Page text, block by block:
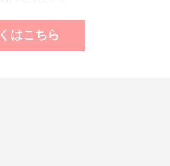
はこちら